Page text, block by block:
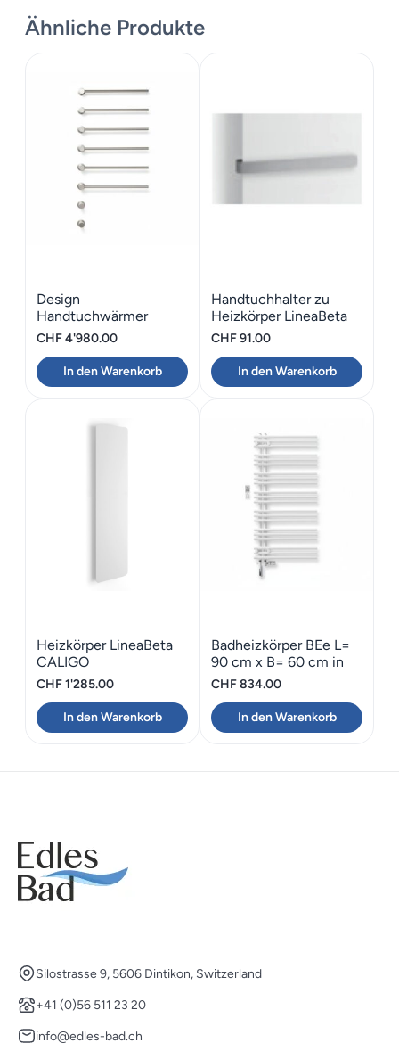
Ähnliche Produkte
Design
Handtuchwärmer
Unterputz Montage
CHF4'980.00
In den Warenkorb
Handtuchhalter zu
Heizkörper LineaBeta
CALIGO 57
CHF91.00
In den Warenkorb
Heizkörper LineaBeta
CALIGO
CHF1'285.00
In den Warenkorb
Badheizkörper BEe L=
90 cm x B= 60 cm in
weiss
CHF834.00
In den Warenkorb
Silostrasse 9, 5606 Dintikon, Switzerland
+41 (0)56 511 23 20
info@edles-bad.ch